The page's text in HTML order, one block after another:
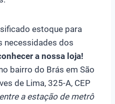
estoque para
necessidades dos
a nossa loja!
bairro do Brás em São
de Lima, 325-A, CEP
a estação de metrô